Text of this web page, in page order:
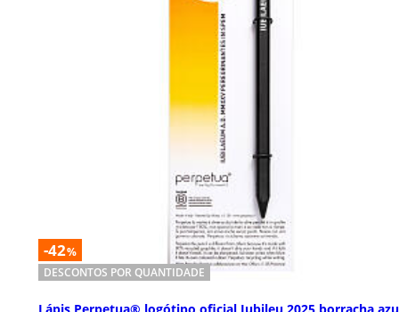
-42%
DESCONTOS POR QUANTIDADE
Lápis Perpetua® logótipo oficial Jubileu 2025 borracha